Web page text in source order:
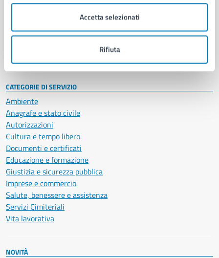
Accetta selezionati
Rifiuta
Enti e fondazioni
Personale amministrativo
Intranet, posta aziendale e protocollo
CATEGORIE DI SERVIZIO
Ambiente
Anagrafe e stato civile
Autorizzazioni
Cultura e tempo libero
Documenti e certificati
Educazione e formazione
Giustizia e sicurezza pubblica
Imprese e commercio
Salute, benessere e assistenza
Servizi Cimiteriali
Vita lavorativa
NOVITÀ